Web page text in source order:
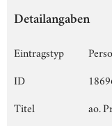
Detailangaben
Eintragstyp
ID
Titel
ao.